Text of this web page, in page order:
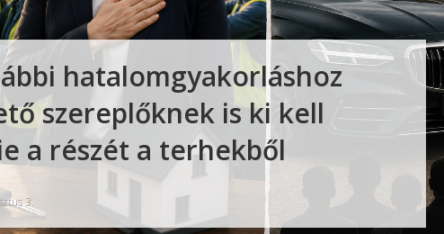
hatalomgyakorláshoz
szereplőknek is ki kell
a részét a terhekből
3.